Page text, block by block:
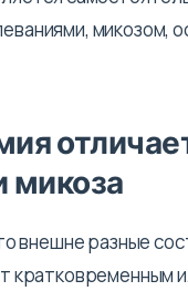
микозом,
микоза
внешне разные
кратковременным